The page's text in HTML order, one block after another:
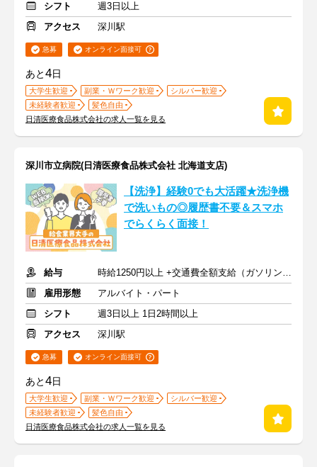
シフト
週3日以上
アクセス
深川駅
急募 オンライン面接可
あと4日
大学生歓迎 副業・Ｗワーク歓迎
シルバー歓迎
未経験者歓迎
髪色自由
日清医療食品株式会社の求人一覧を見る
深川市立病院(日清医療食品株式会社 北海道支店)
【洗浄】経験0でも大活躍★洗浄機
で洗いもの◎履歴書不要＆スマホ
でらくらく面接！
給与
時給1250円以上 +交通費全額支給（ガソリン代も支給）
雇用形態
アルバイト・パート
シフト
週3日以上 1日2時間以上
アクセス
深川駅
急募 オンライン面接可
あと4日
大学生歓迎 副業・Ｗワーク歓迎
シルバー歓迎
未経験者歓迎
髪色自由
日清医療食品株式会社の求人一覧を見る